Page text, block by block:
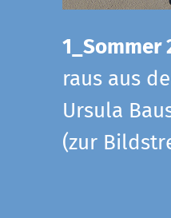
raus aus
Ursula
(zur